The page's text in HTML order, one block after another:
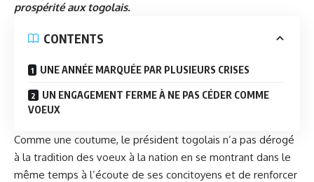
prospérité aux togolais.
CONTENTS
UNE ANNÉE MARQUÉE PAR PLUSIEURS CRISES
UN ENGAGEMENT FERME À NE PAS CÉDER COMME
VOEUX
Comme une coutume, le président togolais n’a pas dérogé
à la tradition des voeux à la nation en se montrant dans le
même temps à l’écoute de ses concitoyens et de renforcer